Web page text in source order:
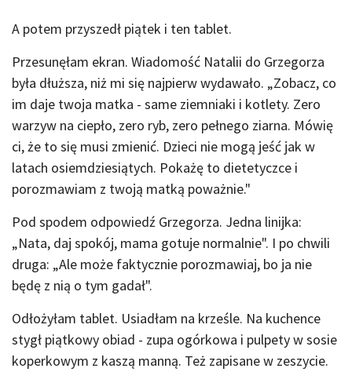
A potem przyszedł piątek i ten tablet.
Przesunęłam ekran. Wiadomość Natalii do Grzegorza
była dłuższa, niż mi się najpierw wydawało. „Zobacz, co
im daje twoja matka - same ziemniaki i kotlety. Zero
warzyw na ciepło, zero ryb, zero pełnego ziarna. Mówię
ci, że to się musi zmienić. Dzieci nie mogą jeść jak w
latach osiemdziesiątych. Pokażę to dietetyczce i
porozmawiam z twoją matką poważnie."
Pod spodem odpowiedź Grzegorza. Jedna linijka:
„Nata, daj spokój, mama gotuje normalnie". I po chwili
druga: „Ale może faktycznie porozmawiaj, bo ja nie
będę z nią o tym gadał".
Odłożyłam tablet. Usiadłam na krześle. Na kuchence
stygł piątkowy obiad - zupa ogórkowa i pulpety w sosie
koperkowym z kaszą manną. Też zapisane w zeszycie.